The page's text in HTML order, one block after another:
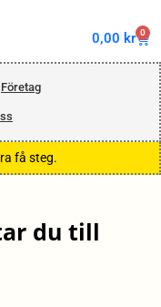
0,00 kr 0
Företag
få steg.
du till